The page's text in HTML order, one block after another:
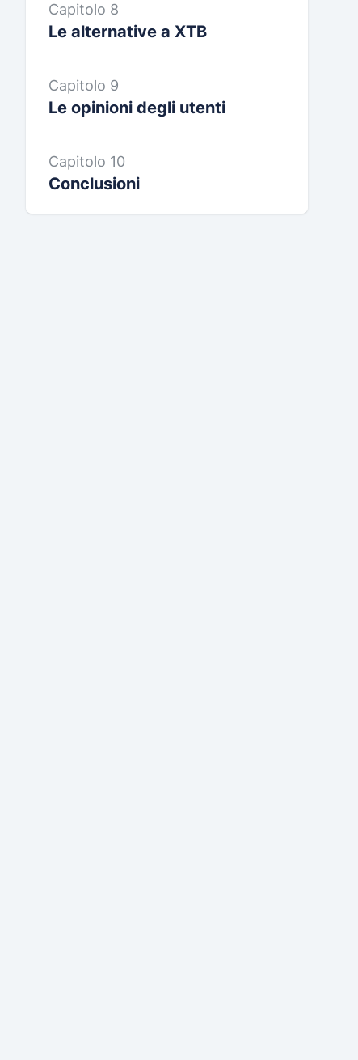
Capitolo 8
Le alternative a XTB
Capitolo 9
Le opinioni degli utenti
Capitolo 10
Conclusioni